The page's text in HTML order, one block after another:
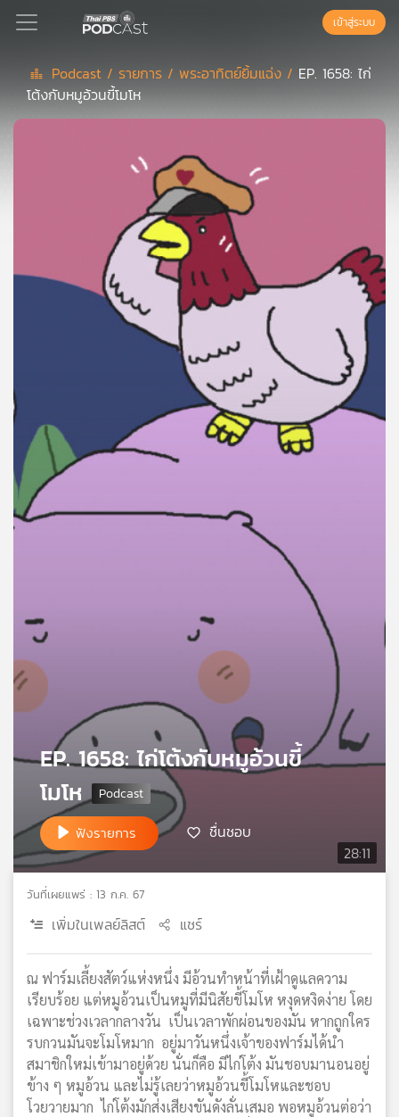
Podcast
คุณ
เพลง
และ
กิจกรรม
เกี่ยว
เรา
เครือ
ข่าย
วิทยุ
ไทย
แผนที่
วิทยุ
เครือ
ข่าย
เข้าสู่ระบบ
Podcast / รายการ /พระอาทิตย์ยิ้มแฉ่ง / EP. 1658: ไก่
โต้งกับหมูอ้วนขี้โมโห
28:11
EP. 1658: ไก่โต้งกับหมูอ้วนขี้
โมโห
ฟังรายการ ชื่นชอบ
วันที่เผยแพร่ : 13 ก.ค. 67
เพิ่มในเพลย์ลิสต์ แชร์
ณ ฟาร์มเลี้ยงสัตว์แห่งหนึ่ง มีอ้วนทำหน้าที่เฝ้าดูแลความ
เรียบร้อย แต่หมูอ้วนเป็นหมูที่มีนิสัยขี้โมโห หงุดหงิดง่าย โดย
เฉพาะช่วงเวลากลางวัน เป็นเวลาพักผ่อนของมัน หากถูกใคร
รบกวนมันจะโมโหมาก อยู่มาวันหนึ่งเจ้าของฟาร์มได้นำ
สมาชิกใหม่เข้ามาอยู่ด้วย นั่นก็คือ มีไก่โต้ง มันชอบมานอนอยู่
ข้าง ๆ หมูอ้วน และไม่รู้เลยว่าหมูอ้วนขี้โมโหและชอบ
โวยวายมาก ไก่โต้งมักส่งเสียงขันดังลั่นเสมอ พอหมูอ้วนต่อว่า